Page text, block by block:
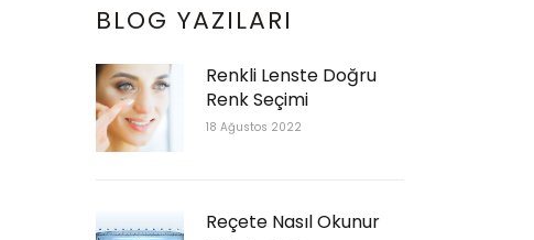
BLOG YAZILARI
Renkli Lenste Doğru
Renk Seçimi
18 Ağustos 2022
Reçete Nasıl Okunur